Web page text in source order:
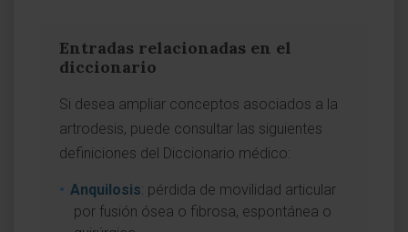
Entradas relacionadas en el
diccionario
Si desea ampliar conceptos asociados a la
artrodesis, puede consultar las siguientes
definiciones del Diccionario médico:
Anquilosis: pérdida de movilidad articular
por fusión ósea o fibrosa, espontánea o